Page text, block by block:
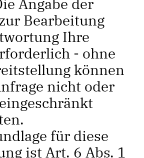
Bearbeitung
Ihre
- ohne
können
nicht oder
für diese
ist Art. 6 Abs. 1